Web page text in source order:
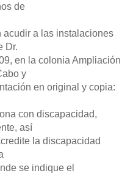
de
acudir a las instalaciones
Dr.
en la colonia Ampliación
y
en original y copia:
con discapacidad,
así
la discapacidad
se indique el